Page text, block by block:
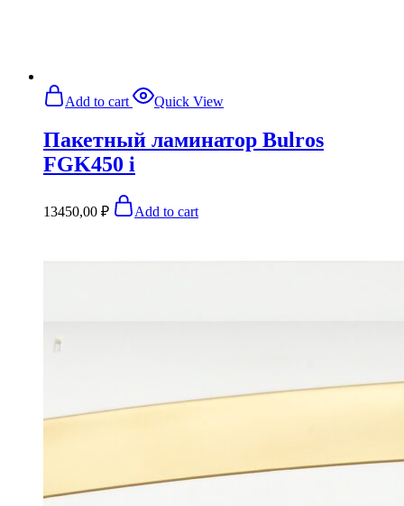
Add to cart Quick View
Пакетный ламинатор Bulros
FGK450 i
13450,00 ₽ Add to cart